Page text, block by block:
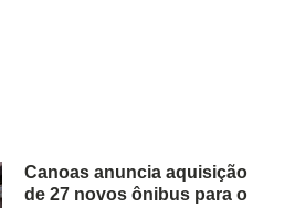
Canoas anuncia aquisição
de 27 novos ônibus para o